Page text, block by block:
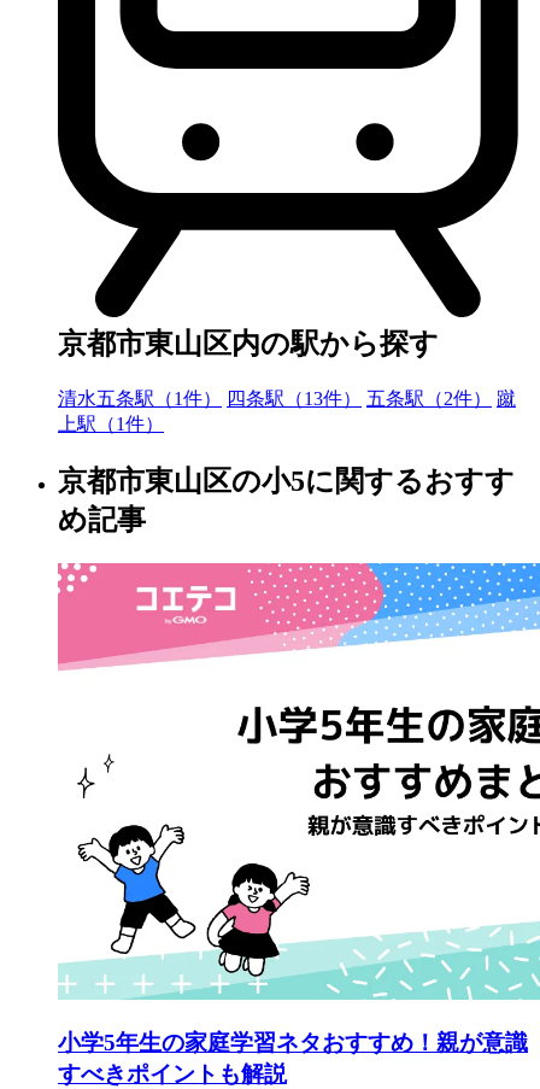
京都市東山区内の駅から探す
清水五条駅（1件） 四条駅（13件） 五条駅（2件）
蹴
上駅（1件）
京都市東山区の小5に関するおすす
め記事
小学5年生の家庭学習ネタおすすめ！親が意識
すべきポイントも解説